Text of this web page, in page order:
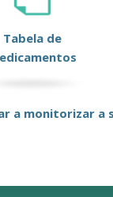
Tabela de
a monitorizar a